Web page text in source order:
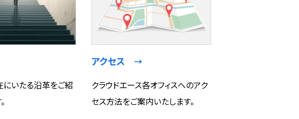
いたる沿革をご紹
アクセス →
クラウドエース各オフィスへのアク
セス方法をご案内いたします。